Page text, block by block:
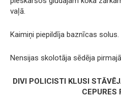
vaļā.
Kaimiņi piepildīja baznīcas solus.
Nensijas skolotāja sēdēja
DIVI POLICISTI KLUSI
CEPURES